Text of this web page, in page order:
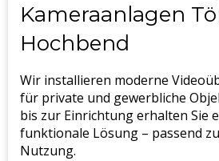
Kameraanlagen
Hochbend
Wir installieren moderne
für private und gewerbliche
bis zur Einrichtung erhalten Sie
funktionale Lösung – passend
Nutzung.